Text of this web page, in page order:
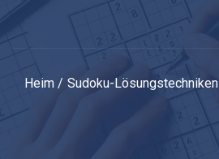
Heim Sudoku-Lösungstechniken